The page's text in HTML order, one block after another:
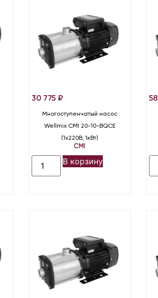
30 775 ₽
Многоступенчатый насос
Wellmix CMI 20-10-BQCE
(1х220В, 1кВт)
CMI
В корзину